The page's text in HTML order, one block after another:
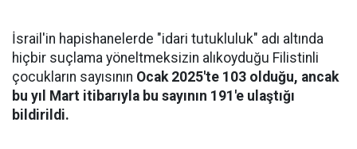
İsrail'in hapishanelerde "idari tutukluluk" adı altında
hiçbir suçlama yöneltmeksizin alıkoyduğu Filistinli
çocukların sayısının Ocak 2025'te 103 olduğu, ancak
bu yıl Mart itibarıyla bu sayının 191'e ulaştığı
bildirildi.